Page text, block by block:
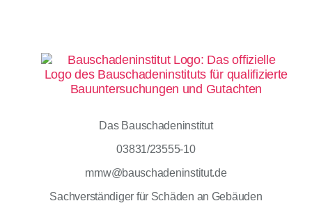
Das Bauschadeninstitut
03831/23555-10
mmw@bauschadeninstitut.de
Sachverständiger für Schäden an Gebäuden